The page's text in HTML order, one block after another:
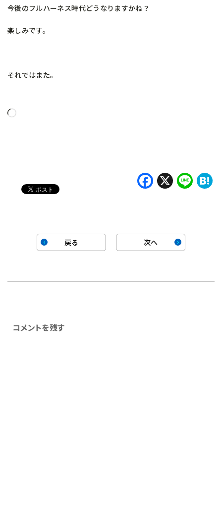
今後のフルハーネス時代どうなりますかね？
楽しみです。
それではまた。
読
X
戻る 次へ
コメントを残す